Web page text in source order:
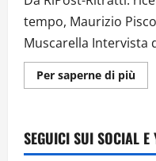
tempo, Maurizio
Muscarella Intervista
Per saperne di più
SEGUICI SUI SOCIAL E